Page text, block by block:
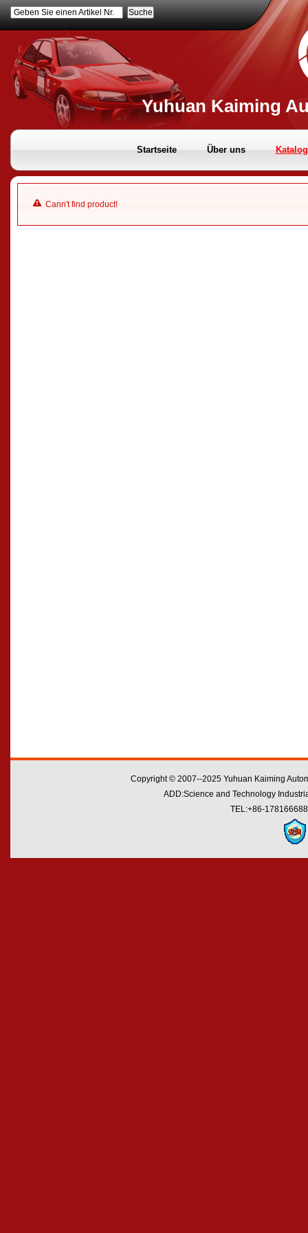
Geben Sie einen Artikel Nr.
Yuhuan Kaiming
Startseite Über uns
Cann't find product!
Copyright © 2007--2025 Yuhuan Kaiming
ADD:Science and Technology
TEL:+86-